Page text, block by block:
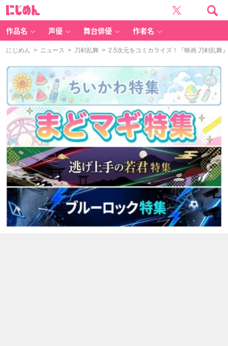
作品名 声優 舞台俳優 作者名
にじめん > ニュース > 刀剣乱舞 > 2.5次元をコミカライズ！『映画 刀剣乱舞